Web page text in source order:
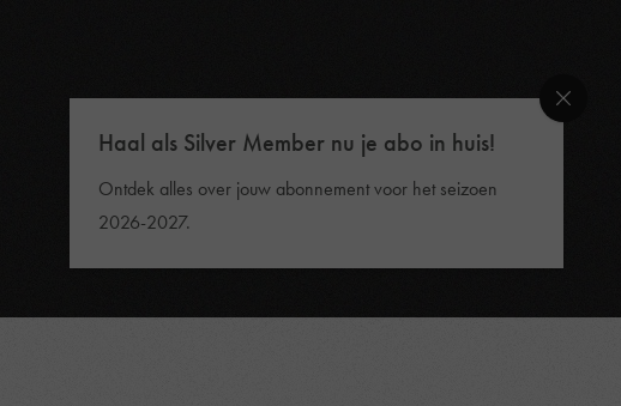
Haal als Silver Member nu je abo in huis!
Ontdek alles over jouw abonnement voor het seizoen
2026-2027.